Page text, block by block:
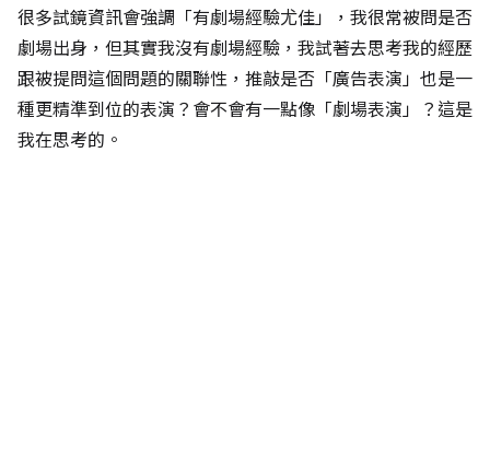
很多試鏡資訊會強調「有劇場經驗尤佳」，我很常被問是否
劇場出身，但其實我沒有劇場經驗，我試著去思考我的經歷
跟被提問這個問題的關聯性，推敲是否「廣告表演」也是一
種更精準到位的表演？會不會有一點像「劇場表演」？這是
我在思考的。